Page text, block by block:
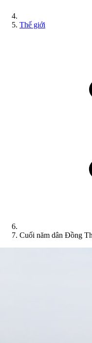
Thế giới
Cuối năm dân Đồng